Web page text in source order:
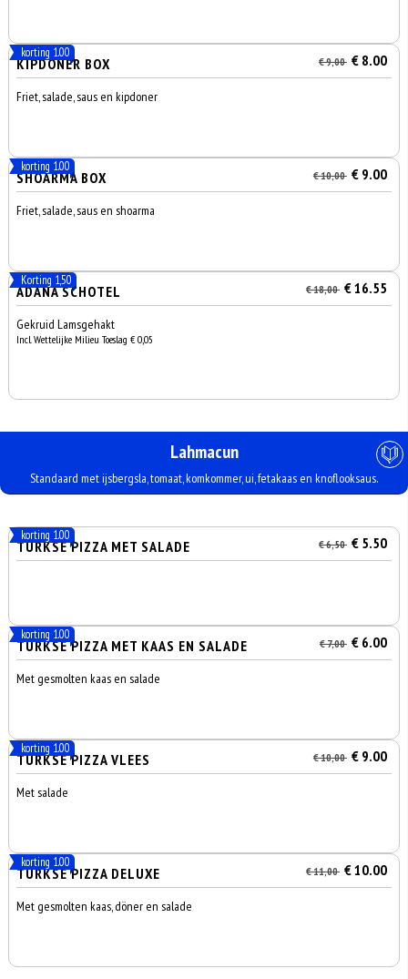
korting 1.00
KIPDONER BOX € 9,00 € 8.00
Friet, salade, saus en kipdoner
korting 1.00
SHOARMA BOX € 10,00 € 9.00
Friet, salade, saus en shoarma
Korting 1,50
ADANA SCHOTEL € 18,00 € 16.55
Gekruid Lamsgehakt
Incl. Wettelijke Milieu Toeslag € 0,05
Lahmacun
Standaard met ijsbergsla, tomaat, komkommer, ui, fetakaas en knoflooksaus.
korting 1.00
TURKSE PIZZA MET SALADE € 6,50 € 5.50
korting 1.00
TURKSE PIZZA MET KAAS EN SALADE € 7,00 € 6.00
Met gesmolten kaas en salade
korting 1.00
TURKSE PIZZA VLEES € 10,00 € 9.00
Met salade
korting 1.00
TURKSE PIZZA DELUXE € 11,00 € 10.00
Met gesmolten kaas, döner en salade